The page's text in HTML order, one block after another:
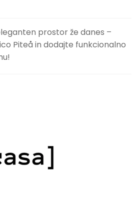
prostor že danes –
Piteå in dodajte funkcionalno